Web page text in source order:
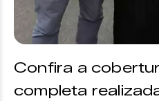
Confira a
completa